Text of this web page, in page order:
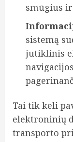
smūgius
sistemą
jutiklinis
Tai tik keli
elektroninių
transporto